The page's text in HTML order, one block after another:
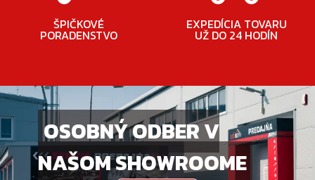
ŠPIČKOVÉ
PORADENSTVO
EXPEDÍCIA TOVARU
UŽ DO 24 HODÍN
OSOBNÝ ODBER V
NAŠOM SHOWROOME